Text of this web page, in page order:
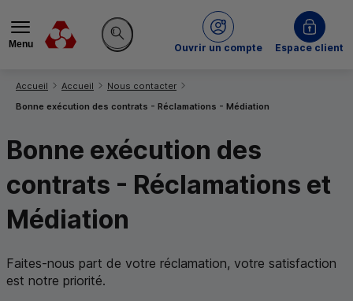
Menu
Rechercher sur le site
Ouvrir un compte
du Crédit MutuelEspace client
Vous êtes ici:
Accueil Accueil
Nous contacter
Bonne exécution des contrats - Réclamations - Médiation
Bonne exécution des
contrats - Réclamations et
Médiation
Faites-nous part de votre réclamation, votre satisfaction
est notre priorité.